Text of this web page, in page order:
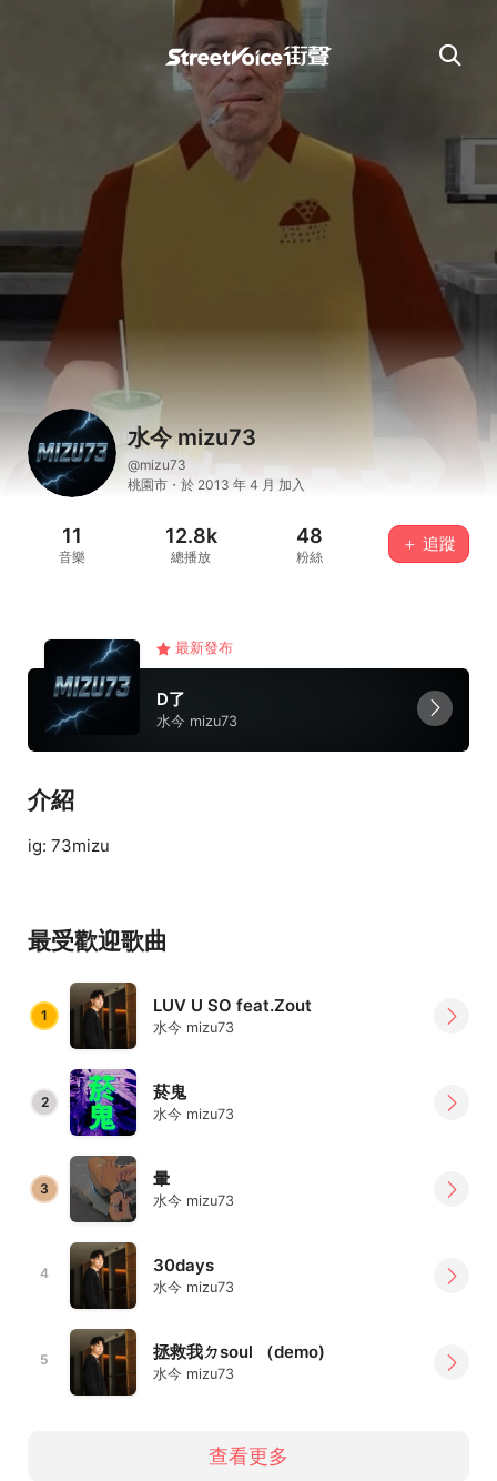
水今 mizu73
@mizu73
桃園市・於 2013 年 4 月 加入
11
音樂
12.8k
總播放
48
粉絲
＋ 追蹤
最新發布
D了
水今 mizu73
介紹
ig: 73mizu
最受歡迎歌曲
1 LUV U SO feat.Zout
水今 mizu73
2 菸鬼
水今 mizu73
3 暈
水今 mizu73
4 30days
水今 mizu73
5 拯救我ㄉsoul （demo)
水今 mizu73
查看更多